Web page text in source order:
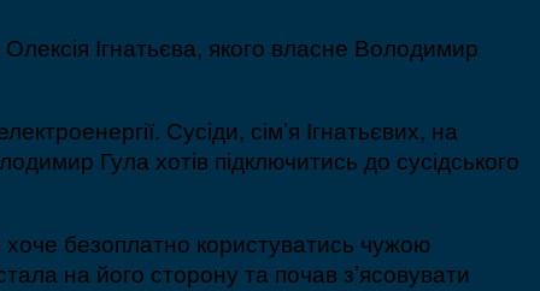
Ігнатьєва, якого власне Володимир
Сусіди, сім’я Ігнатьєвих, на
Гула хотів підключитись до сусідського
хоче безоплатно користуватись чужою
на його сторону та почав з’ясовувати